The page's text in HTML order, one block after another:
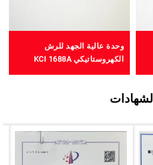
وحدة عالية الجهد للرش
الكهروستاتيكي KCI 1688A
الشهادات